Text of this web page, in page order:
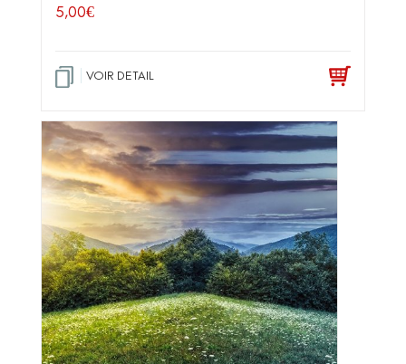
5,00€
VOIR DETAIL